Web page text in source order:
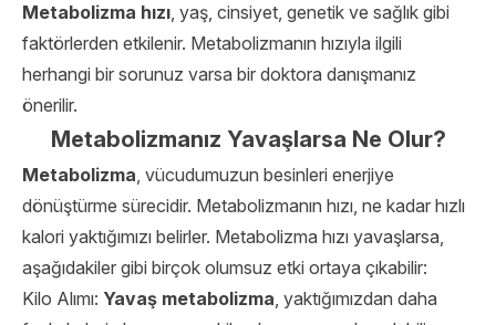
Metabolizma hızı, yaş, cinsiyet, genetik ve sağlık gibi
faktörlerden etkilenir. Metabolizmanın hızıyla ilgili
herhangi bir sorunuz varsa bir doktora danışmanız
önerilir.
Metabolizmanız Yavaşlarsa Ne Olur?
Metabolizma, vücudumuzun besinleri enerjiye
dönüştürme sürecidir. Metabolizmanın hızı, ne kadar hızlı
kalori yaktığımızı belirler. Metabolizma hızı yavaşlarsa,
aşağıdakiler gibi birçok olumsuz etki ortaya çıkabilir:
Kilo Alımı: Yavaş metabolizma, yaktığımızdan daha